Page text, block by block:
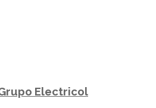
Electricol